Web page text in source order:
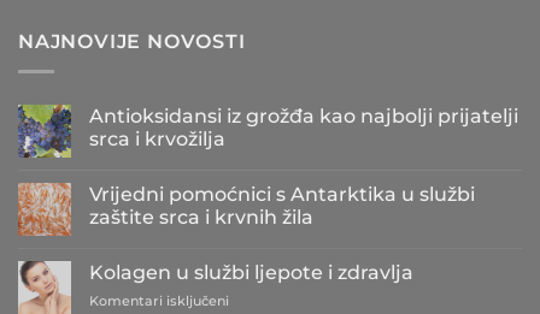
NAJNOVIJE NOVOSTI
Antioksidansi iz grožđa kao najbolji prijatelji
srca i krvožilja
na
Antioksidansi
iz
najbolji
prijatelji
srca
Vrijedni pomoćnici s Antarktika u službi
zaštite srca i krvnih žila
na
Vrijedni
pomoćnici
Kolagen u službi ljepote i zdravlja
Komentari isključeni